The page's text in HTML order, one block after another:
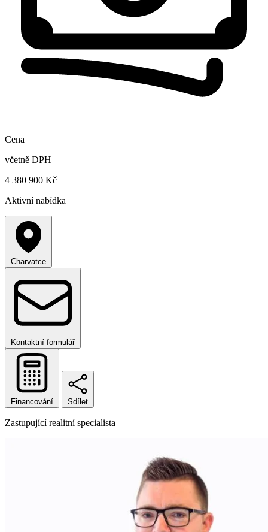
Cena
včetně DPH
4 380 900 Kč
Aktivní nabídka
Charvatce
Kontaktní formulář
Financování Sdílet
Zastupující realitní specialista